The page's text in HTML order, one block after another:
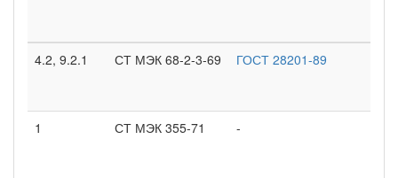
4.2, 9.2.1 СТ МЭК 68-2-3-69 ГОСТ 28201-89
1 СТ МЭК 355-71 -